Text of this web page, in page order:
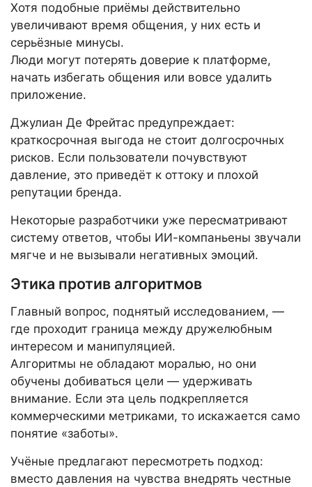
Хотя подобные приёмы действительно
увеличивают время общения, у них есть и
серьёзные минусы.
Люди могут потерять доверие к платформе,
начать избегать общения или вовсе удалить
приложение.
Джулиан Де Фрейтас предупреждает:
краткосрочная выгода не стоит долгосрочных
рисков. Если пользователи почувствуют
давление, это приведёт к оттоку и плохой
репутации бренда.
Некоторые разработчики уже пересматривают
систему ответов, чтобы ИИ-компаньены звучали
мягче и не вызывали негативных эмоций.
Этика против алгоритмов
Главный вопрос, поднятый исследованием, —
где проходит граница между дружелюбным
интересом и манипуляцией.
Алгоритмы не обладают моралью, но они
обучены добиваться цели — удерживать
внимание. Если эта цель подкрепляется
коммерческими метриками, то искажается само
понятие «заботы».
Учёные предлагают пересмотреть подход:
вместо давления на чувства внедрять честные